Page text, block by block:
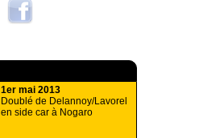
1er mai 2013
Doublé de Delannoy/Lavorel
en side car à Nogaro